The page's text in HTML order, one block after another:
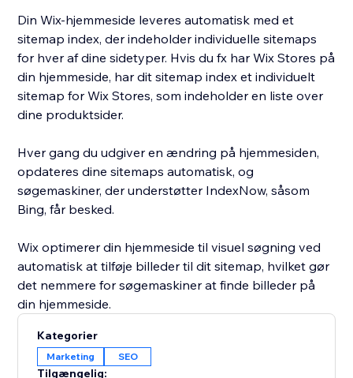
Din Wix-hjemmeside leveres automatisk med et
sitemap index, der indeholder individuelle sitemaps
for hver af dine sidetyper. Hvis du fx har Wix Stores på
din hjemmeside, har dit sitemap index et individuelt
sitemap for Wix Stores, som indeholder en liste over
dine produktsider.
Hver gang du udgiver en ændring på hjemmesiden,
opdateres dine sitemaps automatisk, og
søgemaskiner, der understøtter IndexNow, såsom
Bing, får besked.
Wix optimerer din hjemmeside til visuel søgning ved
automatisk at tilføje billeder til dit sitemap, hvilket gør
det nemmere for søgemaskiner at finde billeder på
din hjemmeside.
Kategorier
Marketing SEO
Tilgængelig: